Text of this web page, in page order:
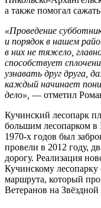
а также помогал
«Проведение
и порядок в нашем
в них не тяжело,
способствует
узнавать друг друга,
каждый начинает
дело», — отметил
Кучинский лесопарк
большим лесопарком в
1970-х годов был
провели в 2012 году,
дорогу. Реализация
Кучинскому лесопарку
маршрута, который
Ветеранов на